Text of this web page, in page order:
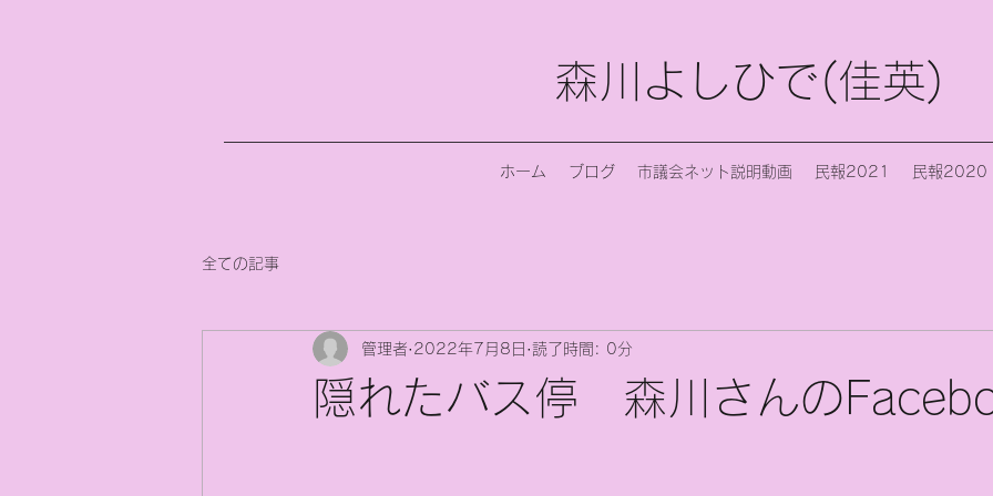
森川よしひで(佳英)
ホーム ブログ 市議会ネット説明動画 民報2021 民報2020
全ての記事
隠れたバス停 森川さんの
管理者 2022年7月8日 読了時間: 0分